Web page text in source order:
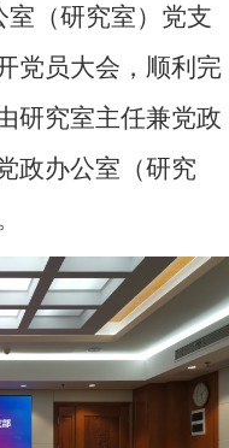
室（研究室）党支
党员大会，顺利完
研究室主任兼党政
政办公室（研究